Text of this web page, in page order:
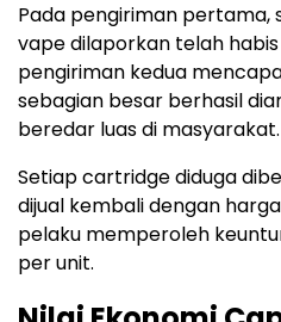
Pada pengiriman pertama,
vape dilaporkan telah
pengiriman kedua
sebagian besar berhasil
beredar luas di masyarakat.
Setiap cartridge diduga
dijual kembali dengan
pelaku memperoleh
per unit.